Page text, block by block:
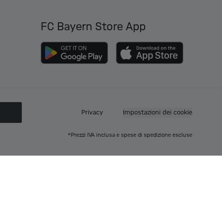
FC Bayern Store App
Privacy Impostazioni dei cookie
*Prezzi IVA inclusa e spese di spedizione escluse